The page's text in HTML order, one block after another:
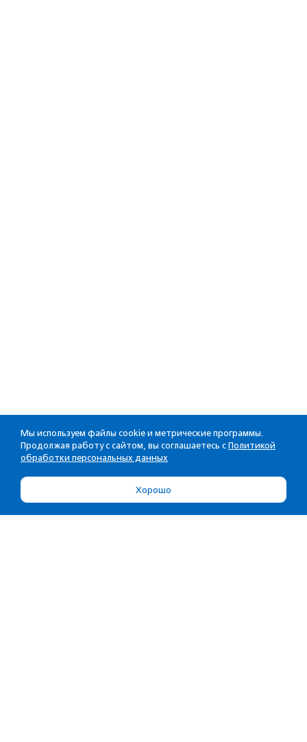
Мы используем файлы cookie и метрические программы.
Продолжая работу с сайтом, вы соглашаетесь с Политикой
обработки персональных данных
Хорошо